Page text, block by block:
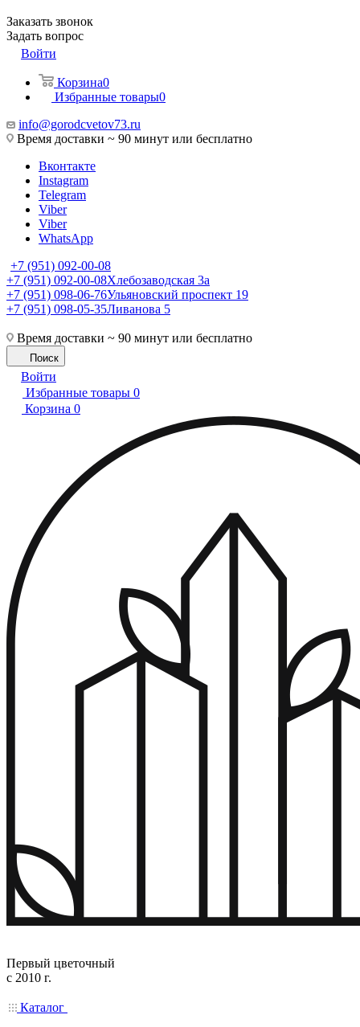
Заказать звонок
Задать вопрос
Войти
Корзина0
Избранные товары0
info@gorodcvetov73.ru
Время доставки ~ 90 минут или бесплатно
Вконтакте
Instagram
Telegram
Viber
Viber
WhatsApp
+7 (951) 092-00-08
+7 (951) 092-00-08Хлебозаводская 3а
+7 (951) 098-06-76Ульяновский проспект 19
+7 (951) 098-05-35Ливанова 5
Время доставки ~ 90 минут или бесплатно
Поиск
Войти
Избранные товары 0
Корзина 0
Первый цветочный
с 2010 г.
Каталог